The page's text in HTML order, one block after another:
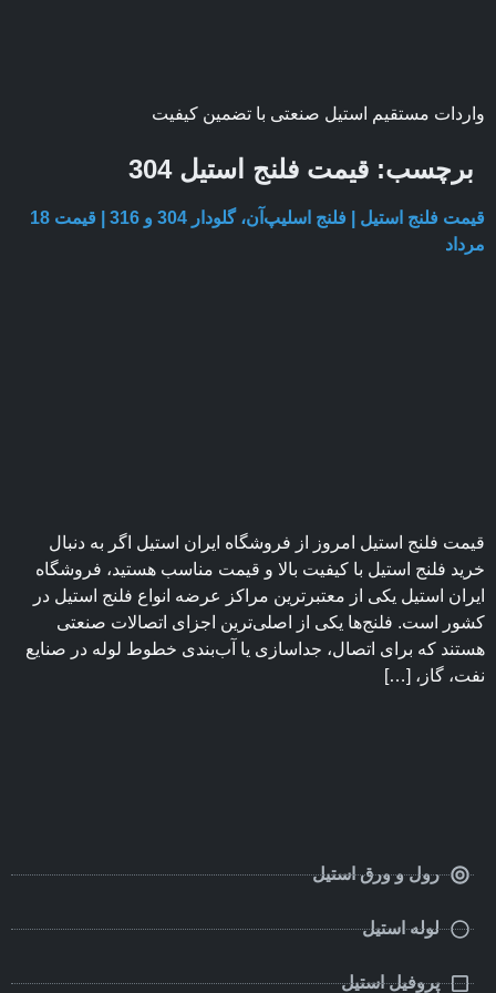
واردات مستقیم استیل صنعتی با تضمین کیفیت
برچسب: قیمت فلنج استیل 304
قیمت فلنج استیل | فلنج اسلیپ‌آن، گلودار 304 و 316 | قیمت 18
مرداد
قیمت فلنج استیل امروز از فروشگاه ایران استیل اگر به دنبال
خرید فلنج استیل با کیفیت بالا و قیمت مناسب هستید، فروشگاه
ایران استیل یکی از معتبرترین مراکز عرضه انواع فلنج استیل در
کشور است. فلنج‌ها یکی از اصلی‌ترین اجزای اتصالات صنعتی
هستند که برای اتصال، جداسازی یا آب‌بندی خطوط لوله در صنایع
نفت، گاز، […]
رول و ورق استیل
لوله استیل
پروفیل استیل